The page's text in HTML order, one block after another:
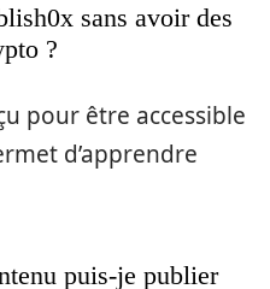
sans avoir des
?
pour être accessible
d’apprendre
puis-je publier